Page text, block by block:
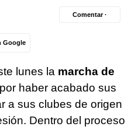
Google
Comentar ·
lunes la marcha de
por haber acabado sus
a sus clubes de origen
Dentro del proceso